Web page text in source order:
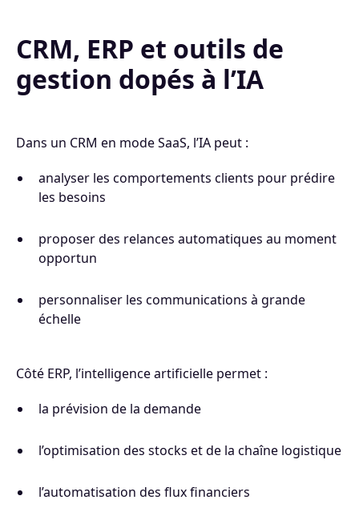
CRM, ERP et outils de
gestion dopés à l’IA
Dans un CRM en mode SaaS, l’IA peut :
analyser les comportements clients pour prédire
les besoins
proposer des relances automatiques au moment
opportun
personnaliser les communications à grande
échelle
Côté ERP, l’intelligence artificielle permet :
la prévision de la demande
l’optimisation des stocks et de la chaîne logistique
l’automatisation des flux financiers